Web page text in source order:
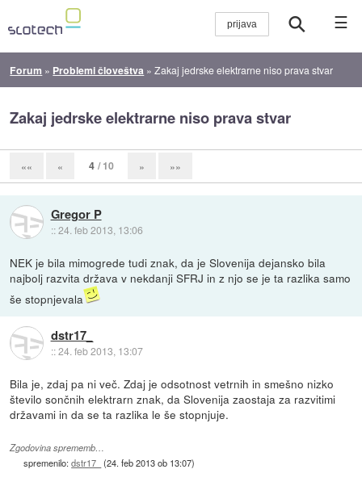
☰
Forum » Problemi človeštva »Zakaj jedrske elektrarne niso prava stvar
Zakaj jedrske elektrarne niso prava stvar
«« « 4 / 10 » »»
Gregor P
::24. feb 2013, 13:06
NEK je bila mimogrede tudi znak, da je Slovenija dejansko bila
najbolj razvita država v nekdanji SFRJ in z njo se je ta razlika samo
še stopnjevala
dstr17_
::24. feb 2013, 13:07
Bila je, zdaj pa ni več. Zdaj je odsotnost vetrnih in smešno nizko
število sončnih elektrarn znak, da Slovenija zaostaja za razvitimi
državami in da se ta razlika le še stopnjuje.
Zgodovina sprememb…
spremenilo:dstr17_ (24. feb 2013 ob 13:07)